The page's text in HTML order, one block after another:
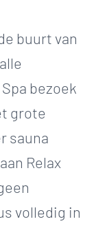
buurt van
bezoek
grote
sauna
Relax
volledig in